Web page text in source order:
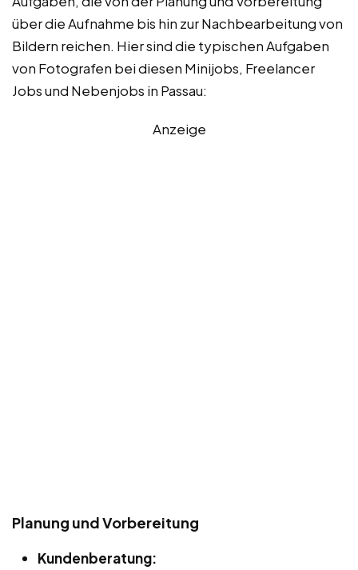
über die Aufnahme bis hin zur Nachbearbeitung von
Bildern reichen. Hier sind die typischen Aufgaben
von Fotografen bei diesen Minijobs, Freelancer
Jobs und Nebenjobs in Passau:
Anzeige
Planung und Vorbereitung
Kundenberatung: